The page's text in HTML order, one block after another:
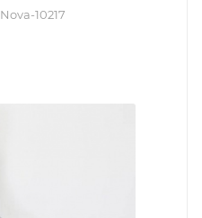
Nova-10217